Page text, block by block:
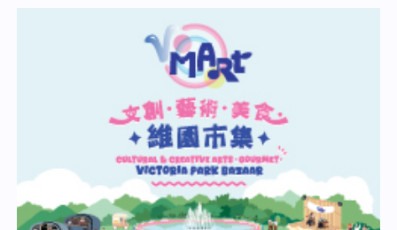
屯门大会堂场地伙伴计划：经典童话剧场
《龟兔·国王·糖果屋》
V Mart (维园市集)
维多利亚公园喷水池广场及南亭广场
太阳系大冒险3D
香港太空馆 | 上映至2026年10月14日